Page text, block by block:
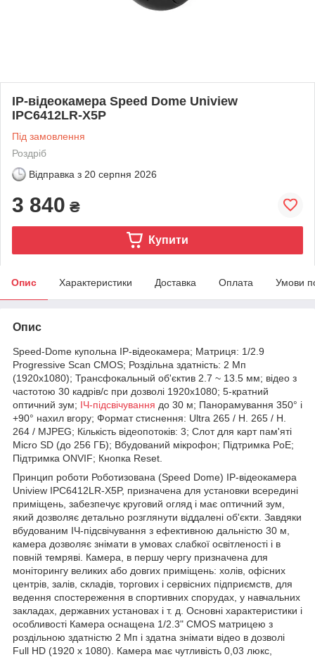
IP-відеокамера Speed Dome Uniview
IPC6412LR-X5P
Під замовлення
Роздріб
Відправка з 20 серпня 2026
3 840 ₴
Купити
Опис Характеристики Доставка Оплата Умови
Опис
Speed-Dome купольна IP-відеокамера; Матриця: 1/2.9
Progressive Scan CMOS; Роздільна здатність: 2 Мп
(1920x1080); Трансфокальный об'єктив 2.7 ~ 13.5 мм; відео з
частотою 30 кадрів/с при дозволі 1920x1080; 5-кратний
оптичний зум; ІЧ-підсвічування до 30 м; Панорамування 350° і
+90° нахил вгору; Формат стиснення: Ultra 265 / H. 265 / H.
264 / MJPEG; Кількість відеопотоків: 3; Слот для карт пам'яті
Micro SD (до 256 ГБ); Вбудований мікрофон; Підтримка PoE;
Підтримка ONVIF; Кнопка Reset.
Принцип роботи Роботизована (Speed Dome) IP-відеокамера
Uniview IPC6412LR-X5P, призначена для установки всередині
приміщень, забезпечує круговий огляд і має оптичний зум,
який дозволяє детально розглянути віддалені об'єкти. Завдяки
вбудованим ІЧ-підсвічування з ефективною дальністю 30 м,
камера дозволяє знімати в умовах слабкої освітленості і в
повній темряві. Камера, в першу чергу призначена для
моніторингу великих або довгих приміщень: холів, офісних
центрів, залів, складів, торгових і сервісних підприємств, для
ведення спостереження в спортивних спорудах, у навчальних
закладах, державних установах і т. д. Основні характеристики і
особливості Камера оснащена 1/2.3" CMOS матрицею з
роздільною здатністю 2 Мп і здатна знімати відео в дозволі
Full HD (1920 x 1080). Камера має чутливість 0,03 люкс,